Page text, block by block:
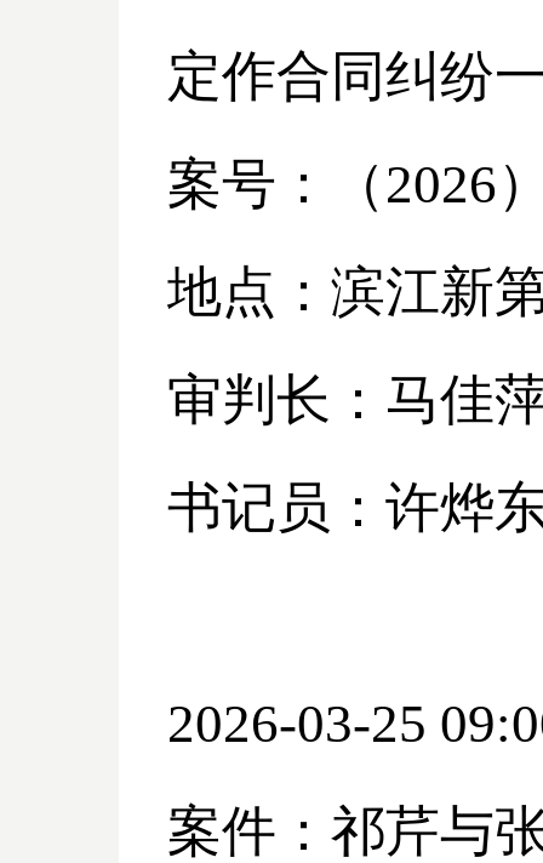
定作合同纠纷
案号：（2026
地点：滨江新
审判长：马佳
书记员：许烨
2026-03-25
案件：祁芹与